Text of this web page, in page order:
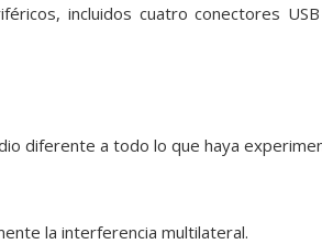
incluidos cuatro conectores
diferente a todo lo que haya
la interferencia multilateral.